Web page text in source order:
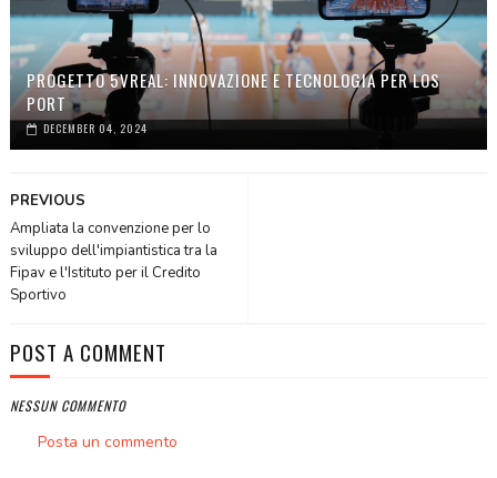
PROGETTO 5VREAL: INNOVAZIONE E TECNOLOGIA PER LOS
PORT
DECEMBER 04, 2024
PREVIOUS
Ampliata la convenzione per lo
sviluppo dell'impiantistica tra la
Fipav e l'Istituto per il Credito
Sportivo
POST A COMMENT
NESSUN COMMENTO
Posta un commento